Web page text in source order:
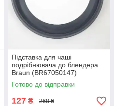
Підставка для чаші
подрібнювача до блендера
Braun (BR67050147)
Готово до відправки
127 ₴ 268 ₴